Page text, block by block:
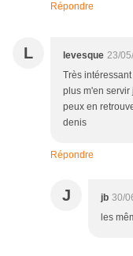
Répondre
L levesque 23/
Très
plus m'en servir
peux en
denis
Répondre
J jb 30/
les